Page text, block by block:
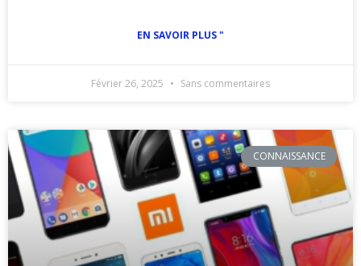
EN SAVOIR PLUS "
Février 26, 2025 Sans commentaires
CONNAISSANCE